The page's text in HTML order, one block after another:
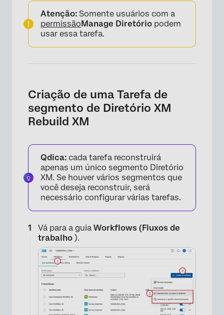
Atenção: Somente usuários com a
permissãoManage Diretório podem
usar essa tarefa.
Criação de uma Tarefa de
segmento de Diretório XM
Rebuild XM
Qdica: cada tarefa reconstruirá
apenas um único segmento Diretório
XM. Se houver vários segmentos que
você deseja reconstruir, será
necessário configurar várias tarefas.
Vá para a guia Workflows (Fluxos de
trabalho ).